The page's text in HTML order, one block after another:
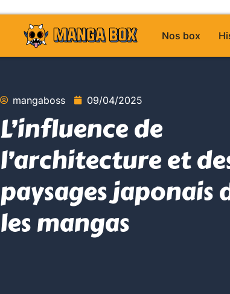
Nos box
mangaboss 09/04/2025
L’influence de
l’architecture et
paysages japonais
les mangas